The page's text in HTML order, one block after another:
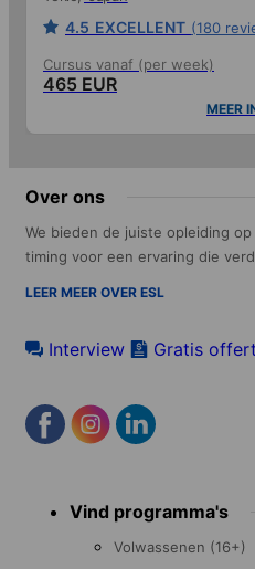
4.5 EXCELLENT (180
Cursus vanaf (per week)
465 EUR
MEER
Over ons
We bieden de juiste opleiding
timing voor een ervaring die
LEER MEER OVER ESL
Interview Gratis
menuVind programma's
Volwassenen (16+)